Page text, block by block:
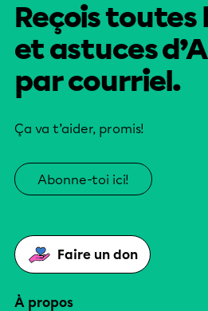
Reçois toutes
et astuces
par courriel.
Ça va t’aider, promis!
Abonne-toi ici!
Faire un don
À propos